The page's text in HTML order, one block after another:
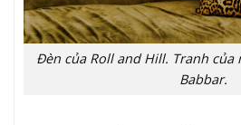
Đèn của Roll and Hill. Tranh của
Babbar.